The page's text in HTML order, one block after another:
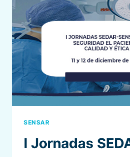
SENSAR
I Jornadas